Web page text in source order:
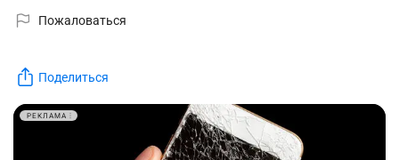
Пожаловаться
Поделиться
РЕКЛАМА